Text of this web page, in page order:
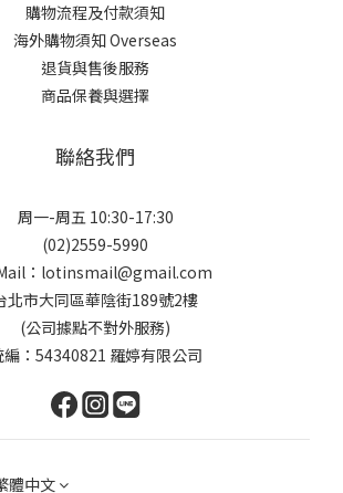
購物流程及付款須知
海外購物須知 Overseas
退貨與售後服務
商品保養與選擇
聯絡我們
周一-周五 10:30-17:30
(02)2559-5990
：lotinsmail@gmail.com
北市大同區華陰街189號2樓
(公司據點不對外服務)
編：54340821 羅婷有限公司
體中文